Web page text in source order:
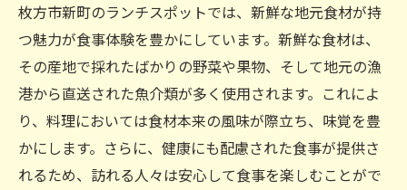
枚方市新町のランチスポットでは、新鮮な地元食材が持
つ魅力が食事体験を豊かにしています。新鮮な食材は、
その産地で採れたばかりの野菜や果物、そして地元の漁
港から直送された魚介類が多く使用されます。これによ
り、料理においては食材本来の風味が際立ち、味覚を豊
かにします。さらに、健康にも配慮された食事が提供さ
れるため、訪れる人々は安心して食事を楽しむことがで